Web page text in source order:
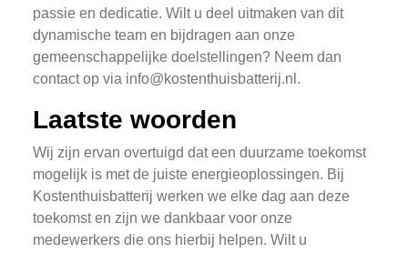
passie en dedicatie. Wilt u deel uitmaken van dit
dynamische team en bijdragen aan onze
gemeenschappelijke doelstellingen? Neem dan
contact op via info@kostenthuisbatterij.nl .
Laatste woorden
Wij zijn ervan overtuigd dat een duurzame toekomst
mogelijk is met de juiste energieoplossingen. Bij
Kostenthuisbatterij werken we elke dag aan deze
toekomst en zijn we dankbaar voor onze
medewerkers die ons hierbij helpen. Wilt u